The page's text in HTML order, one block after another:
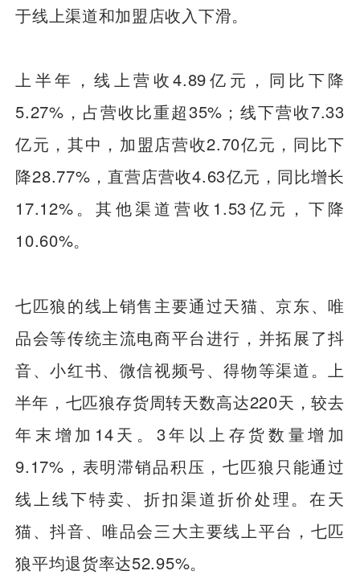
于线上渠道和加盟店收入下滑。
上半年，线上营收4.89亿元，同比下降
5.27%，占营收比重超35%；线下营收7.33
亿元，其中，加盟店营收2.70亿元，同比下
降28.77%，直营店营收4.63亿元，同比增长
17.12%。其他渠道营收1.53亿元，下降
10.60%。
七匹狼的线上销售主要通过天猫、京东、唯
品会等传统主流电商平台进行，并拓展了抖
音、小红书、微信视频号、得物等渠道。上
半年，七匹狼存货周转天数高达220天，较去
年末增加14天。3年以上存货数量增加
9.17%，表明滞销品积压，七匹狼只能通过
线上线下特卖、折扣渠道折价处理。在天
猫、抖音、唯品会三大主要线上平台，七匹
狼平均退货率达52.95%。